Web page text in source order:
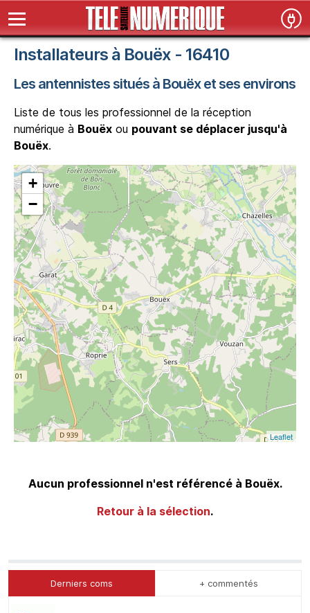
Installateurs à Bouëx - 16410
Les antennistes situés à Bouëx et ses environs
Liste de tous les professionnel de la réception
numérique à Bouëx ou pouvant se déplacer jusqu'à
Bouëx.
+
−
Leaflet
Aucun professionnel n'est référencé à Bouëx.
Retour à la sélection.
Derniers coms + commentés